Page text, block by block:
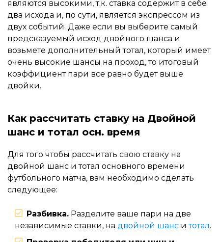
являются высокими, т.к. ставка содержит в себе
два исхода и, по сути, является экспрессом из
двух событий. Даже если вы выберите самый
предсказуемый исход двойного шанса и
возьмете дополнительный тотал, который имеет
очень высокие шансы на проход, то итоговый
коэффициент пари все равно будет выше
двойки.
Как рассчитать ставку на Двойной
шанс и тотал осн. время
Для того чтобы рассчитать свою ставку на
двойной шанс и тотал основного времени
футбольного матча, вам необходимо сделать
следующее:
Разбивка. Разделите ваше пари на две
независимые ставки, на двойной шанс итотал.